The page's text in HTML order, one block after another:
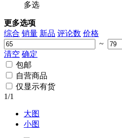
多选
更多选项
综合 销量 新品 评论数 价格
~
清空 确定
包邮
自营商品
仅显示有货
1/1
大图
小图